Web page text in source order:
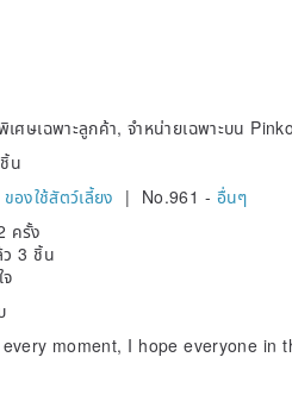
the portrait to the words you
frames]
frames]
payment has been made.
drafts and revising them.
เศษเฉพาะลูกค้า, จำหน่ายเฉพาะบน
น
ของใช้สัตว์เลี้ยง | No.961 - อื่นๆ
ครั้ง
ว 3 ชิ้น
moment, I hope everyone in